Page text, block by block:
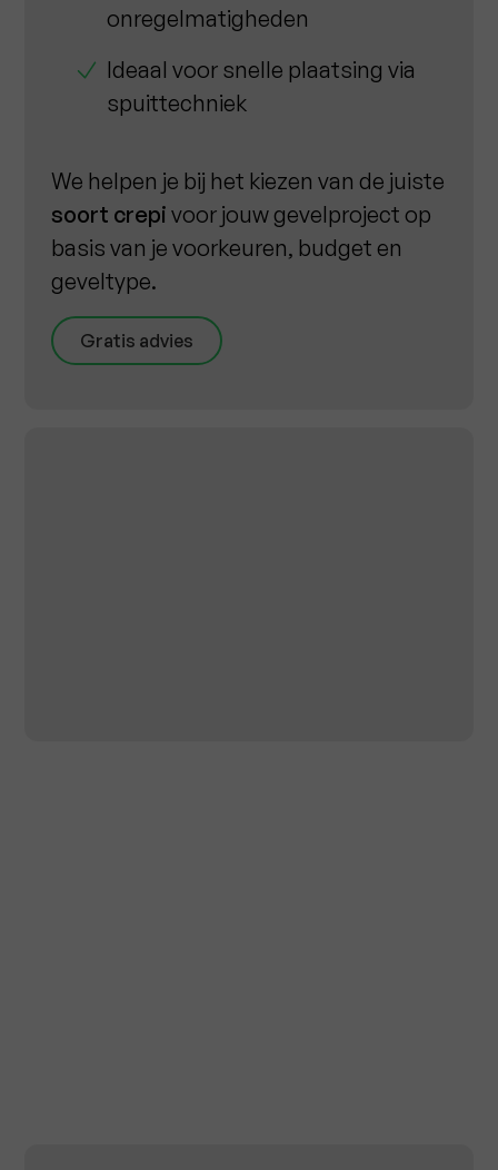
onregelmatigheden
Ideaal voor snelle plaatsing via
spuittechniek
We helpen je bij het kiezen van de juiste
soort crepi voor jouw gevelproject op
basis van je voorkeuren, budget en
geveltype.
Gratis advies